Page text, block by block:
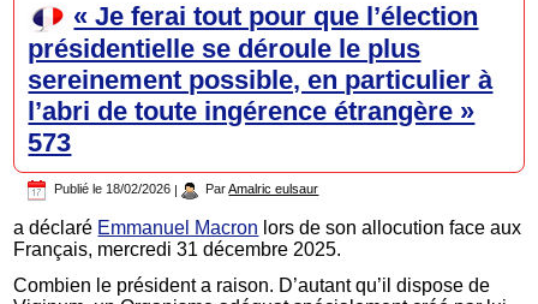
« Je ferai tout pour que l’élection
présidentielle se déroule le plus
sereinement possible, en particulier à
l’abri de toute ingérence étrangère »
573
Publié le 18/02/2026 | Par Amalric eulsaur
a déclaré Emmanuel Macron lors de son allocution face aux
Français, mercredi 31 décembre 2025.
Combien le président a raison. D’autant qu’il dispose de